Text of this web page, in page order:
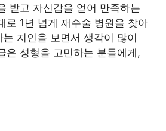
받고 자신감을 얻어 만족하는
로 1년 넘게 재수술 병원을 찾아
지인을 보면서 생각이 많이
은 성형을 고민하는 분들에게,